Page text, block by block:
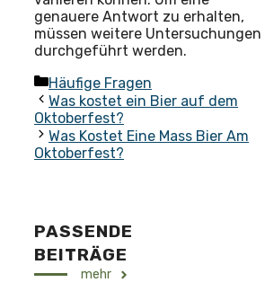
genauere Antwort zu erhalten,
müssen weitere Untersuchungen
durchgeführt werden.
Kategorien
Häufige Fragen
Was kostet ein Bier auf dem
Oktoberfest?
Was Kostet Eine Mass Bier Am
Oktoberfest?
PASSENDE
BEITRÄGE
mehr